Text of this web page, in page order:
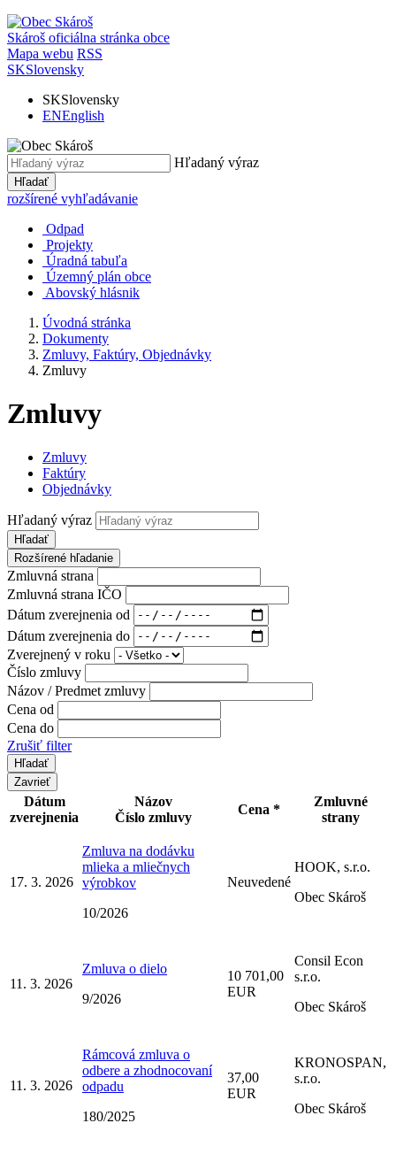
Skároš oficiálna stránka obce
Mapa webu RSS
SKSlovensky
SKSlovensky
ENEnglish
Hľadaný výraz
Hľadať
rozšírené vyhľadávanie
Odpad
Projekty
Úradná tabuľa
Územný plán obce
Abovský hlásnik
Úvodná stránka
Dokumenty
Zmluvy, Faktúry, Objednávky
Zmluvy
Zmluvy
Zmluvy
Faktúry
Objednávky
Hľadaný výraz
Hľadať
Rozšírené hľadanie
Zmluvná strana
Zmluvná strana IČO
Dátum zverejnenia od
Dátum zverejnenia do
Zverejnený v roku
Číslo zmluvy
Názov / Predmet zmluvy
Cena od
Cena do
Zrušiť filter
Zavrieť
Dátum
zverejnenia
Názov
Číslo zmluvy
Cena *
Zmluvné
strany
17. 3. 2026
Zmluva na dodávku
mlieka a mliečnych
výrobkov
10/2026
Neuvedené
HOOK, s.r.o.
Obec Skároš
11. 3. 2026
Zmluva o dielo
9/2026
10 701,00
EUR
Consil Econ
s.r.o.
Obec Skároš
11. 3. 2026
Rámcová zmluva o
odbere a zhodnocovaní
odpadu
180/2025
37,00
EUR
KRONOSPAN,
s.r.o.
Obec Skároš